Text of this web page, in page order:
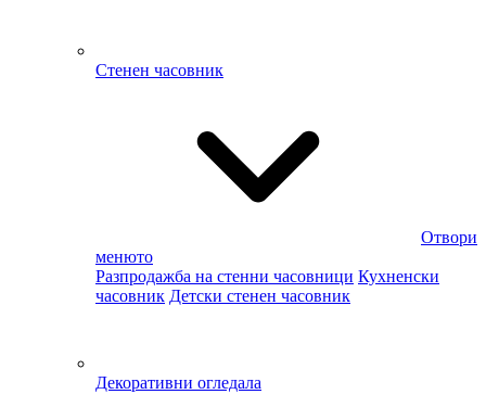
Стенен часовник
Отвори
менюто
Разпродажба на стенни часовници Кухненски
часовник Детски стенен часовник
Декоративни огледала